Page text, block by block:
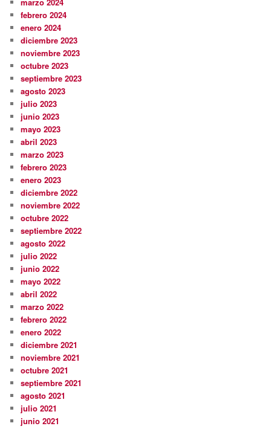
marzo 2024
febrero 2024
enero 2024
diciembre 2023
noviembre 2023
octubre 2023
septiembre 2023
agosto 2023
julio 2023
junio 2023
mayo 2023
abril 2023
marzo 2023
febrero 2023
enero 2023
diciembre 2022
noviembre 2022
octubre 2022
septiembre 2022
agosto 2022
julio 2022
junio 2022
mayo 2022
abril 2022
marzo 2022
febrero 2022
enero 2022
diciembre 2021
noviembre 2021
octubre 2021
septiembre 2021
agosto 2021
julio 2021
junio 2021